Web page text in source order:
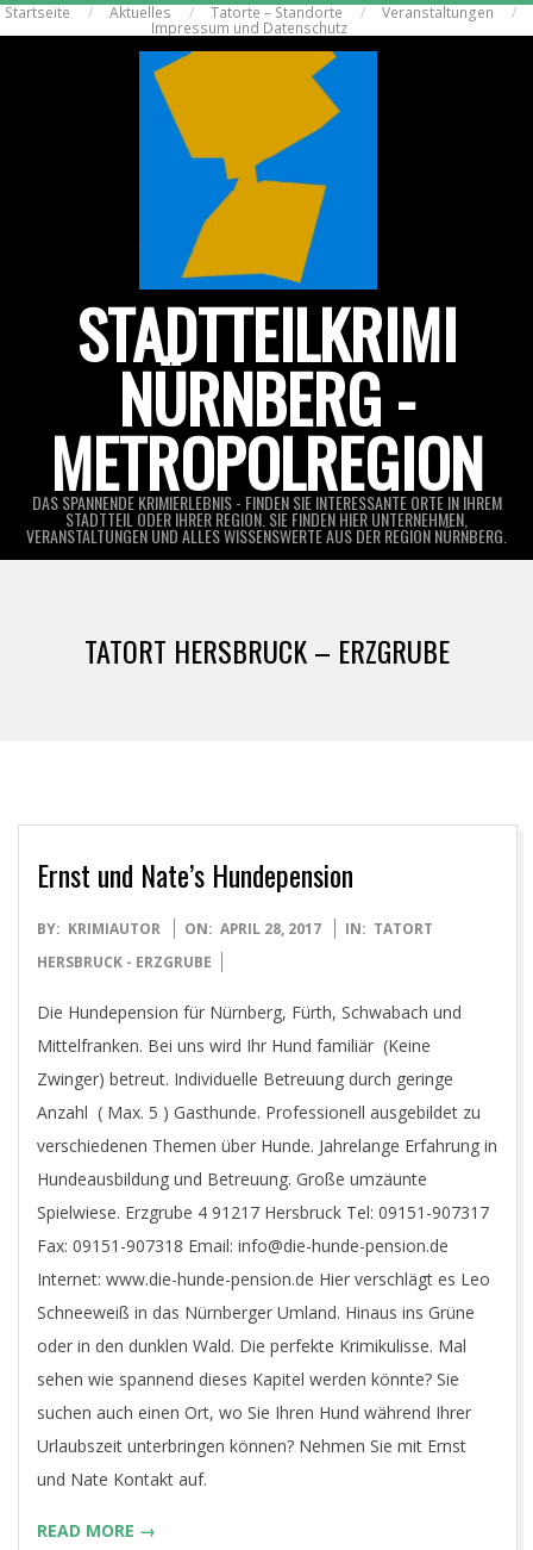
Skip
Startseite Aktuelles Tatorte – Standorte Veranstaltungen
Impressum und Datenschutz
STADTTEILKRIMI
NÜRNBERG -
METROPOLREGION
DAS SPANNENDE KRIMIERLEBNIS - FINDEN SIE INTERESSANTE ORTE IN IHREM
STADTTEIL ODER IHRER REGION. SIE FINDEN HIER UNTERNEHMEN,
VERANSTALTUNGEN UND ALLES WISSENSWERTE AUS DER REGION NÜRNBERG.
TATORT HERSBRUCK – ERZGRUBE
Ernst und Nate’s Hundepension
2017-
04-
BY: KRIMIAUTOR ON: APRIL 28, 2017 IN: TATORT
HERSBRUCK - ERZGRUBE
Die Hundepension für Nürnberg, Fürth, Schwabach und
Mittelfranken. Bei uns wird Ihr Hund familiär (Keine
Zwinger) betreut. Individuelle Betreuung durch geringe
Anzahl ( Max. 5 ) Gasthunde. Professionell ausgebildet zu
verschiedenen Themen über Hunde. Jahrelange Erfahrung in
Hundeausbildung und Betreuung. Große umzäunte
Spielwiese. Erzgrube 4 91217 Hersbruck Tel: 09151-907317
Fax: 09151-907318 Email: info@die-hunde-pension.de
Internet: www.die-hunde-pension.de Hier verschlägt es Leo
Schneeweiß in das Nürnberger Umland. Hinaus ins Grüne
oder in den dunklen Wald. Die perfekte Krimikulisse. Mal
sehen wie spannend dieses Kapitel werden könnte? Sie
suchen auch einen Ort, wo Sie Ihren Hund während Ihrer
Urlaubszeit unterbringen können? Nehmen Sie mit Ernst
und Nate Kontakt auf.
READ MORE →